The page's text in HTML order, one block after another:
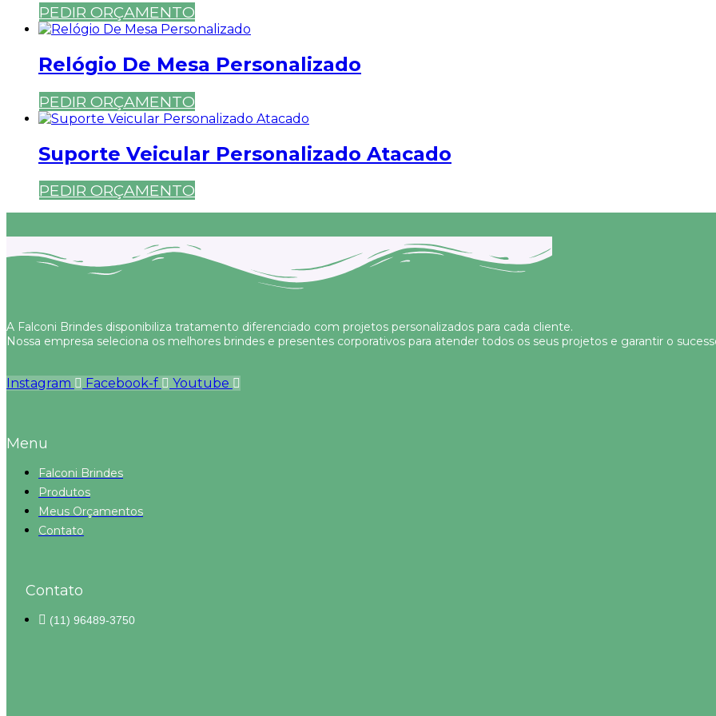
PEDIR ORÇAMENTO
Relógio De Mesa Personalizado
PEDIR ORÇAMENTO
Suporte Veicular Personalizado Atacado
PEDIR ORÇAMENTO
A Falconi Brindes disponibiliza tratamento diferenciado com projetos personalizados para cada cliente.
Nossa empresa seleciona os melhores brindes e presentes corporativos para atender todos os seus projetos e garantir o
Instagram Facebook-f Youtube
Menu
Falconi Brindes
Produtos
Meus Orçamentos
Contato
Contato
(11) 96489-3750